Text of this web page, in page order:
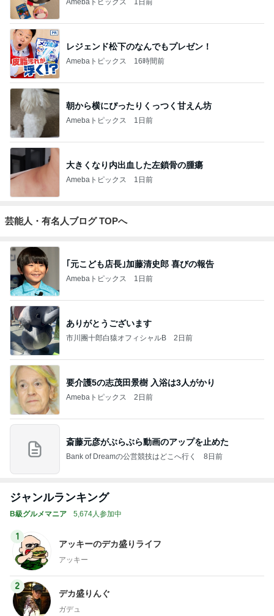
レジェンド松下のなんでもプレゼン！
Amebaトピックス 16時間前
朝から横にぴったりくっつく甘えん坊
Amebaトピックス 1日前
大きくなり内出血した左鎖骨の腫瘍
Amebaトピックス 1日前
芸能人・有名人ブログ TOPへ
｢元こども店長｣加藤清史郎 喜びの報告
Amebaトピックス 1日前
ありがとうございます
市川團十郎白猿オフィシャルB 2日前
要介護5の志茂田景樹 入浴は3人がかり
Amebaトピックス 2日前
斎藤元彦がぶらぶら動画のアップを止めた
Bank of Dreamの公営競技はどこへ行く 8日前
ジャンルランキング
B級グルメマニア 5,674人参加中
1
アッキーのデカ盛りライフ
アッキー
2
デカ盛りんぐ
ガデュ